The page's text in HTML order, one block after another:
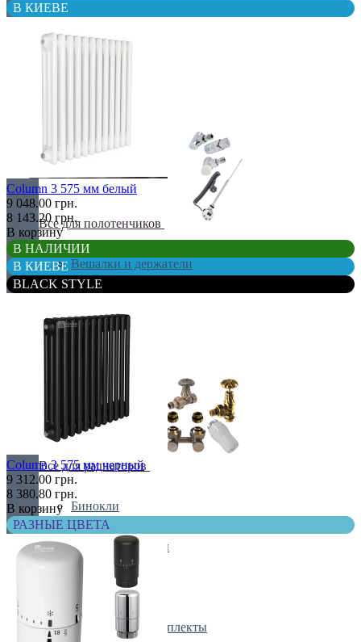
Решетки
Все для полотенчиков
Вешалки и держатели
Все для радиаторов
Бинокли
Краны и клапаны
Крепления
Радиаторные комплекты
В КИЕВЕ
Column 3 575 мм белый
9 048.00 грн.
8 143.20 грн.
В корзину
В НАЛИЧИИ
В КИЕВЕ
BLACK STYLE
Column 3 575 мм черный
9 312.00 грн.
8 380.80 грн.
В корзину
РАЗНЫЕ ЦВЕТА